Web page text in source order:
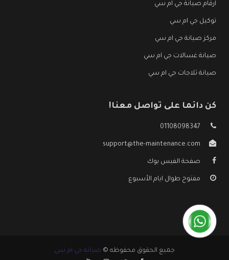
ارقام صيانة جي ام سي
توكيل جي ام سي
مركز صيانة جي ام سي
صيانة غسالات جي ام سي
صيانة ثلاجات جي ام سي
كن دائما على تواصل معنا!
01108098347
support@the-maintenance.com
صفحة الفيس بوك
مفتوح طوال ايام الأسبوع
جميع الحقوق محفوظه © صيانة جي ام سي